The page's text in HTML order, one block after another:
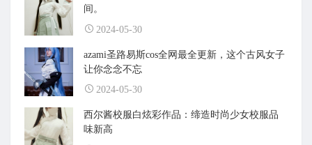
间。
2024-05-30
azami圣路易斯cos全网最全更新，这个古风女子
让你念念不忘
2024-05-30
西尔酱校服白炫彩作品：缔造时尚少女校服品
味新高